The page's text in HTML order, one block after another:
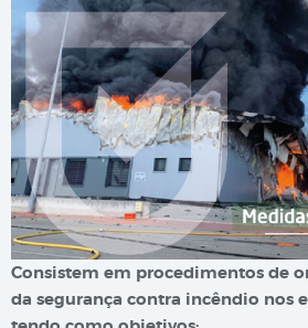
Consistem em procedimentos de
da segurança contra incêndio nos